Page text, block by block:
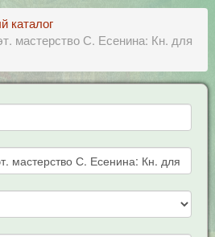
каталог
мастерство С. Есенина: Кн. для